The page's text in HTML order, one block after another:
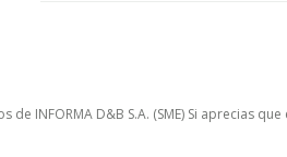
INFORMA D&B S.A. (SME) Si aprecias